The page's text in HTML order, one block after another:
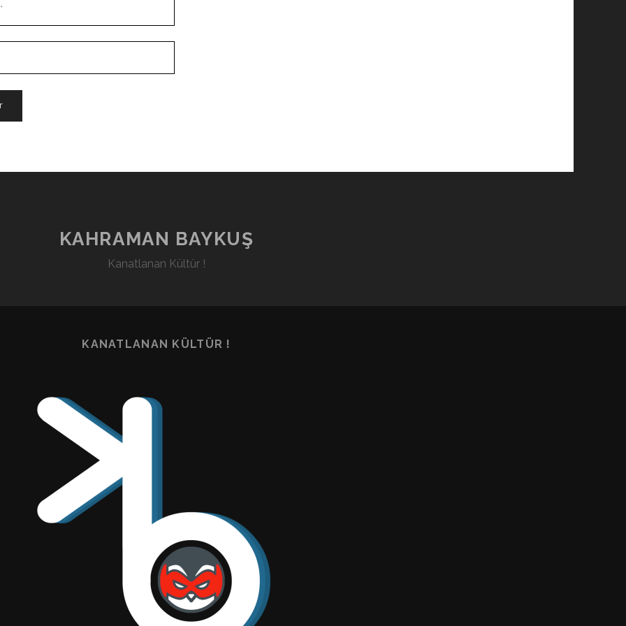
KAHRAMAN BAYKUŞ
Kanatlanan Kültür !
KANATLANAN KÜLTÜR !